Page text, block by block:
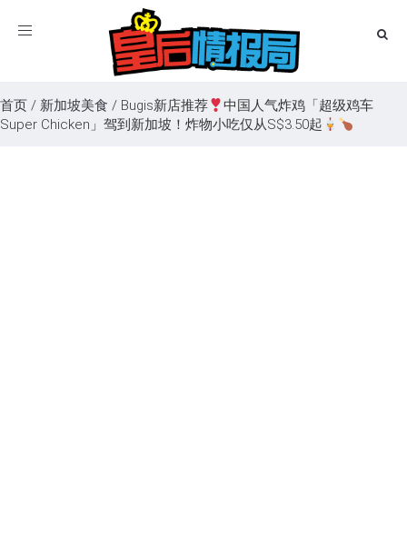
Toggle
首页 / 新加坡美食 / Bugis新店推荐
中国人气炸鸡「超级鸡车
Super Chicken」驾到新加坡！炸物小吃仅从S$3.50起